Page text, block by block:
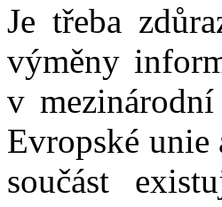
Je třeba
výměny
v
Evropské
součást